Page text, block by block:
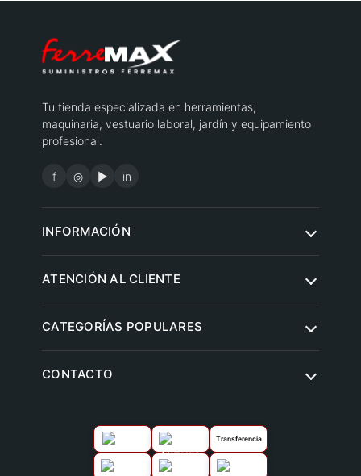
Tu tienda especializada en herramientas,
maquinaria, vestuario laboral, jardín y equipamiento
profesional.
f ◎ ▶ in
ATENCIÓN AL CLIENTE
Envíos y entregas
INFORMACIÓN
Aviso legal
CATEGORÍAS POPULARES
Climatización y ventilación
Vestuario laboral y calzado
Transferencia
CONTACTO